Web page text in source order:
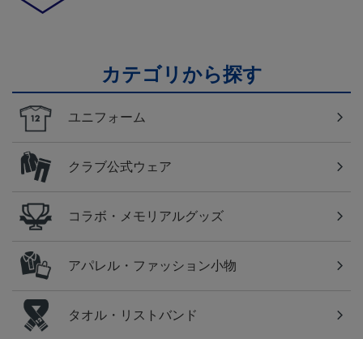
カテゴリから探す
ユニフォーム
クラブ公式ウェア
コラボ・メモリアルグッズ
アパレル・ファッション小物
タオル・リストバンド